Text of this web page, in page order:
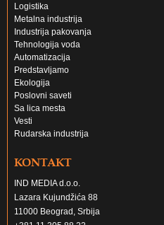
Logistika
Metalna industrija
Industrija pakovanja
Tehnologija voda
Automatizacija
Predstavljamo
Ekologija
Poslovni saveti
Sa lica mesta
Vesti
Rudarska industrija
KONTAKT
IND MEDIA d.o.o.
Lazara Kujundžića 88
11000 Beograd, Srbija